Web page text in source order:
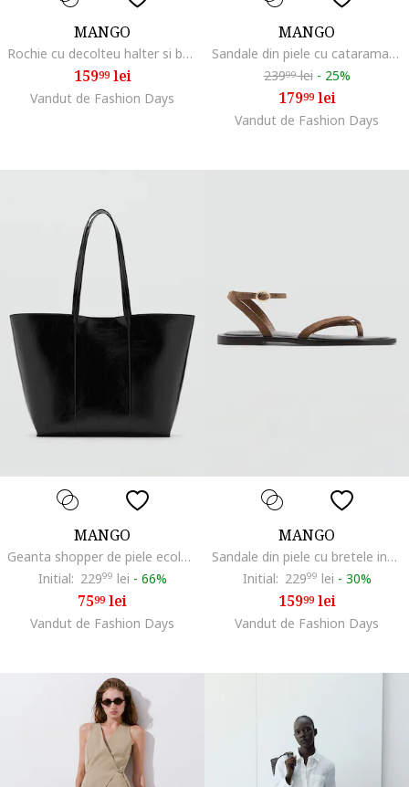
MANGO
Rochie cu decolteu halter si buline, Alb/Negru
15999lei
Vandut de Fashion Days
MANGO
Sandale din piele cu catarama, Caramel
23999lei - 25%
17999lei
Vandut de Fashion Days
MANGO
Geanta shopper de piele ecologica, Negru
Initial: 22999 lei - 66%
7599lei
Vandut de Fashion Days
MANGO
Sandale din piele cu bretele incrucisate, Maro
Initial: 22999 lei - 30%
15999lei
Vandut de Fashion Days